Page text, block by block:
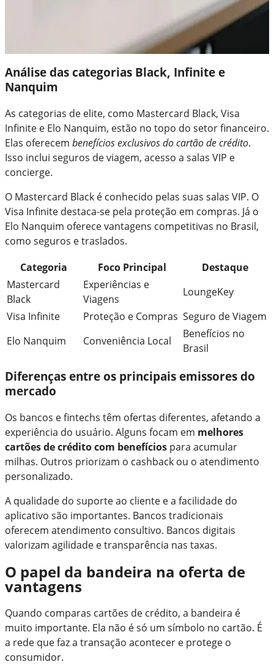
Análise das categorias Black, Infinite e
Nanquim
As categorias de elite, como Mastercard Black, Visa
Infinite e Elo Nanquim, estão no topo do setor financeiro.
Elas oferecem benefícios exclusivos do cartão de crédito.
Isso inclui seguros de viagem, acesso a salas VIP e
concierge.
O Mastercard Black é conhecido pelas suas salas VIP. O
Visa Infinite destaca-se pela proteção em compras. Já o
Elo Nanquim oferece vantagens competitivas no Brasil,
como seguros e traslados.
Categoria
Foco Principal
Destaque
Mastercard
Black
Experiências e
Viagens
LoungeKey
Visa Infinite
Proteção e Compras Seguro de Viagem
Elo Nanquim
Conveniência Local
Benefícios no
Brasil
Diferenças entre os principais emissores do
mercado
Os bancos e fintechs têm ofertas diferentes, afetando a
experiência do usuário. Alguns focam em melhores
cartões de crédito com benefícios para acumular
milhas. Outros priorizam o cashback ou o atendimento
personalizado.
A qualidade do suporte ao cliente e a facilidade do
aplicativo são importantes. Bancos tradicionais
oferecem atendimento consultivo. Bancos digitais
valorizam agilidade e transparência nas taxas.
O papel da bandeira na oferta de
vantagens
Quando comparas cartões de crédito, a bandeira é
muito importante. Ela não é só um símbolo no cartão. É
a rede que faz a transação acontecer e protege o
consumidor.